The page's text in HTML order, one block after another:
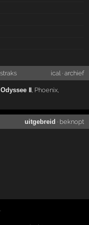
ical· archief
Odyssee Ⅱ, Phoenix,
uitgebreid · beknopt